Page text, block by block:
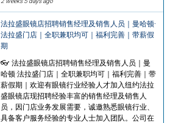
法拉盛眼镜店招聘销售经理及销售人员｜曼哈顿·
法拉盛门店｜全职兼职均可｜福利完善｜带薪假
期
👓 法拉盛眼镜店招聘销售经理及销售人员｜曼
哈顿·法拉盛门店｜全职兼职均可｜福利完善｜带
薪假期｜欢迎有眼镜行业经验人才加入纽约法拉
盛眼镜店现招聘经验丰富的销售经理及销售人
员，因门店业务发展需要，诚邀熟悉眼镜行业、
具备客户服务经验的专业人士加入团队。公司在